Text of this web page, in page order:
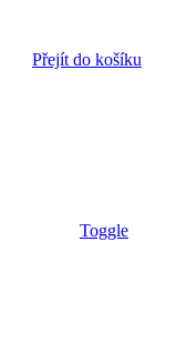
Přejít do košíku
Toggle